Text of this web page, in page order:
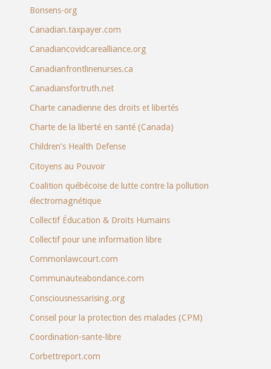
Bonsens-org
Canadian.taxpayer.com
Canadiancovidcarealliance.org
Canadianfrontlinenurses.ca
Canadiansfortruth.net
Charte canadienne des droits et libertés
Charte de la liberté en santé (Canada)
Children’s Health Defense
Citoyens au Pouvoir
Coalition québécoise de lutte contre la pollution
électromagnétique
Collectif Éducation & Droits Humains
Collectif pour une information libre
Commonlawcourt.com
Communauteabondance.com
Consciousnessarising.org
Conseil pour la protection des malades (CPM)
Coordination-sante-libre
Corbettreport.com